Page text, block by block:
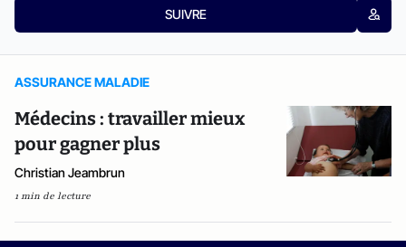
SUIVRE
ASSURANCE MALADIE
Médecins : travailler mieux
pour gagner plus
Christian Jeambrun
1 min de lecture